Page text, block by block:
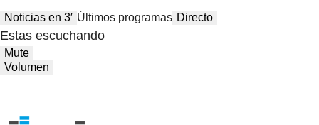
Noticias en 3′ Últimos programas Directo
Estas escuchando
Mute
Volumen